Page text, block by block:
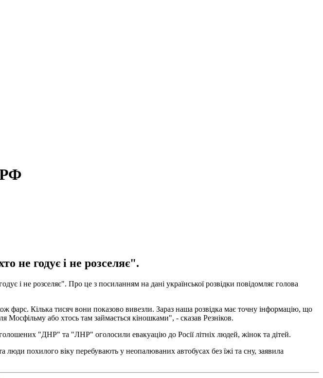
РФ
не годує і не розселяє".
і не розселяє". Про це з посиланням на дані української розвідки повідомляє голова
фарс. Кілька тисяч вони показово вивезли. Зараз наша розвідка має точну інформацію, що
Мосфільму або хтось там займається кіношками", - сказав Резніков.
"ДНР" та "ЛНР" оголосили евакуацію до Росії літніх людей, жінок та дітей.
люди похилого віку перебувають у неопалюваних автобусах без їжі та сну, заявила